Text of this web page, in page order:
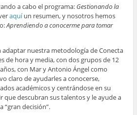
a cabo el programa: Gestionando la
aquíun resumen, y nosotros hemos
Aprendiendo a conocerme para tomar
adaptar nuestra metodología de Conecta
de hora y media, con dos grupos de 12
con Mar y Antonio Ángel como
claro de ayudarles a conocerse,
académicos y centrándose en su
que descubran sus talentos y le ayude a
“gran decisión”.